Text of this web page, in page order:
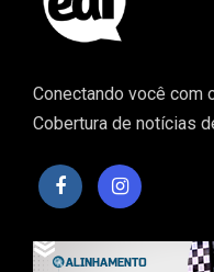
Conectando você com
Cobertura de notícias